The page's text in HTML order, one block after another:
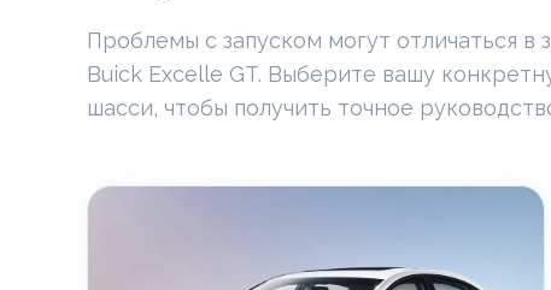
Проблемы с запуском могут отличаться
Buick Excelle GT. Выберите вашу
шасси, чтобы получить точное